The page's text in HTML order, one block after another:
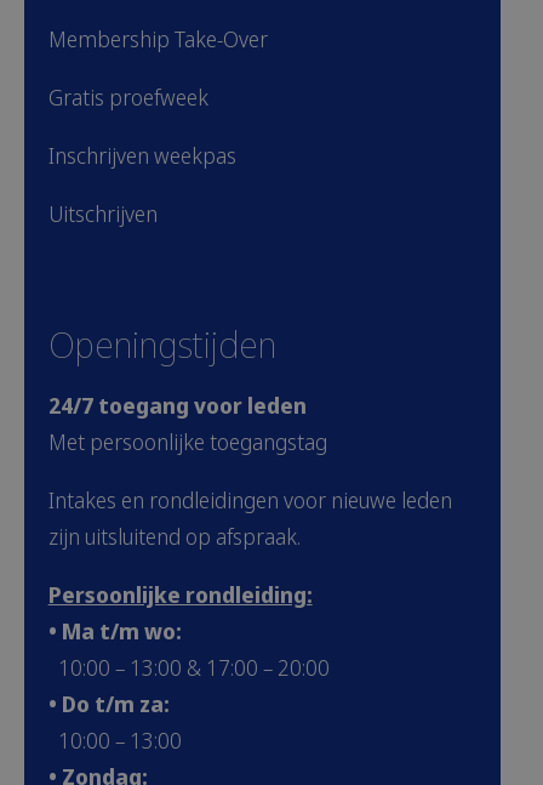
Membership Take-Over
Gratis proefweek
Inschrijven weekpas
Uitschrijven
Openingstijden
24/7 toegang voor leden
Met persoonlijke toegangstag
Intakes en rondleidingen voor nieuwe leden
zijn uitsluitend op afspraak.
Persoonlijke rondleiding:
• Ma t/m wo:
10:00 – 13:00 & 17:00 – 20:00
• Do t/m za:
10:00 – 13:00
• Zondag: